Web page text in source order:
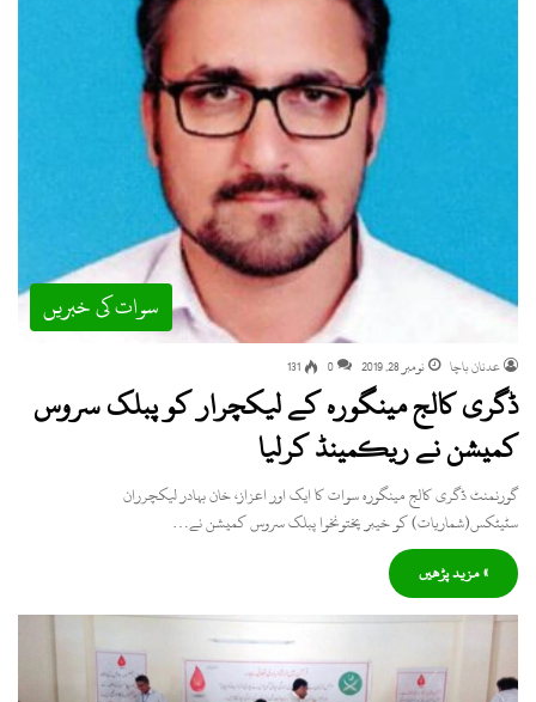
سوات کی خبریں
عدنان باچا نومبر 28, 2019 0
131
ڈگری کالج مینگورہ کے لیکچرار کو پبلک سروس
کمیشن نے ریکمینڈ کرلیا
گورنمنٹ ڈگری کالج مینگورہ سوات کا ایک اور اعزاز، خان بہادر لیکچرران
سٹیٹکس(شماریات) کو خیبر پختونخوا پبلک سروس کمیشن نے…
» مزید پڑھیں